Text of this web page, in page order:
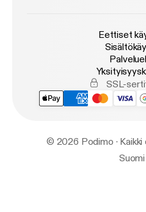
Eettiset
SSL-
© 2026 Podimo ·
Suomi